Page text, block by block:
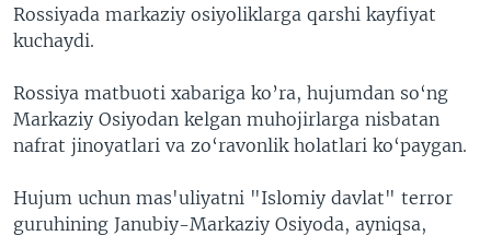
Rossiyada markaziy osiyoliklarga qarshi kayfiyat
kuchaydi.
Rossiya matbuoti xabariga ko’ra, hujumdan so‘ng
Markaziy Osiyodan kelgan muhojirlarga nisbatan
nafrat jinoyatlari va zo‘ravonlik holatlari ko‘paygan.
Hujum uchun mas'uliyatni "Islomiy davlat" terror
guruhining Janubiy-Markaziy Osiyoda, ayniqsa,